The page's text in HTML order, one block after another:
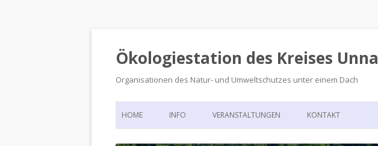
Ökologiestation des Kreises Unna
Organisationen des Natur- und Umweltschutzes unter einem Dach
HOME INFO VERANSTALTUNGEN KONTAKT